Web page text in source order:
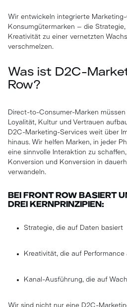
Wir entwickeln integrierte
Konsumgütermarken – die
Kreativität zu einer vernetzten
verschmelzen.
Was ist D2C-
Row?
Direct-to-Consumer-Marken
Loyalität, Kultur und Vertrauen
D2C-Marketing-Services weit über
hinaus. Wir helfen Marken, in jeder
eine sinnvolle Interaktion zu
Konversion und Konversion in
verwandeln.
BEI FRONT ROW BASIERT
DREI KERNPRINZIPIEN:
Strategie, die auf Daten basiert
Kreativität, die auf
Kanal-Ausführung, die auf